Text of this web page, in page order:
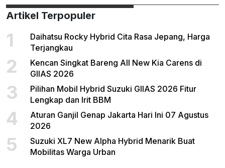
Artikel Terpopuler
1
Daihatsu Rocky Hybrid Cita Rasa Jepang, Harga
Terjangkau
2
Kencan Singkat Bareng All New Kia Carens di
GIIAS 2026
3
Pilihan Mobil Hybrid Suzuki GIIAS 2026 Fitur
Lengkap dan Irit BBM
4
Aturan Ganjil Genap Jakarta Hari Ini 07 Agustus
2026
5
Suzuki XL7 New Alpha Hybrid Menarik Buat
Mobilitas Warga Urban